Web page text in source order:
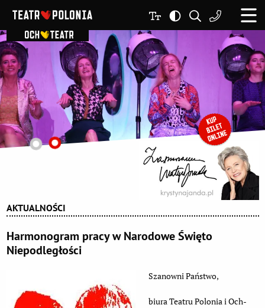
AKTUALNOŚCI
Harmonogram pracy w Narodowe Święto
Niepodległości
Szanowni Państwo,
biura Teatru Polonia i Och-